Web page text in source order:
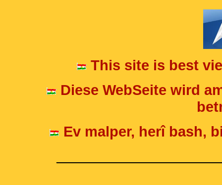
This site is best
Diese WebSeite wird
Ev malper, herî bash,